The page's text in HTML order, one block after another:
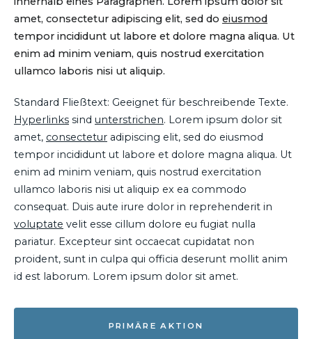
amet, consectetur adipiscing elit, sed do eiusmod
tempor incididunt ut labore et dolore magna aliqua. Ut
enim ad minim veniam, quis nostrud exercitation
ullamco laboris nisi ut aliquip.
Standard Fließtext: Geeignet für beschreibende Texte.
Hyperlinks sind unterstrichen. Lorem ipsum dolor sit
amet, consectetur adipiscing elit, sed do eiusmod
tempor incididunt ut labore et dolore magna aliqua. Ut
enim ad minim veniam, quis nostrud exercitation
ullamco laboris nisi ut aliquip ex ea commodo
consequat. Duis aute irure dolor in reprehenderit in
voluptate velit esse cillum dolore eu fugiat nulla
pariatur. Excepteur sint occaecat cupidatat non
proident, sunt in culpa qui officia deserunt mollit anim
id est laborum. Lorem ipsum dolor sit amet.
PRIMÄRE AKTION